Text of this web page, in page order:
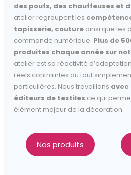
des poufs, des chauffeuses et
atelier regroupent les
tapisserie, coutureainsi que les
commande numérique. Plus de
produites chaque année sur
atelier est sa réactivité
réels contraintes ou tout
particulières. Nous travaillons avec
éditeurs de textiles ce qui
élément majeur de la décoration.
Nos produits